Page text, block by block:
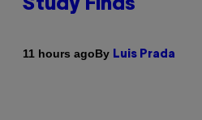
Study Finds
11 hours agoBy Luis Prada